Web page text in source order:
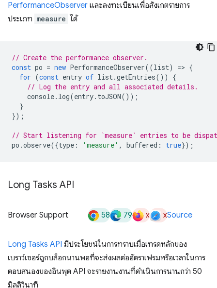
PerformanceObserver และลงทะเบียนเพื่อสังเกตรายการ
ประเภท measure ได้
// Create the performance observer.
const po = new PerformanceObserver((list) => {
for (const entry of list.getEntries())
{
// Log the entry and all associated details.
console. log(entry. toJSON());
}
});
// Start listening for `measure` entries to be
po .observe({type : 'measure' , buffered : true});
Long Tasks API
Browser Support 58 79 x xSource
Long Tasks API มีประโยชน์ในการทราบเมื่อเทรดหลักของ
เบราว์เซอร์ถูกบล็อกนานพอที่จะส่งผลต่ออัตราเฟรมหรือเวลาในการ
ตอบสนองของอินพุต API จะรายงานงานที่ดำเนินการนานกว่า 50
มิลลิวินาที